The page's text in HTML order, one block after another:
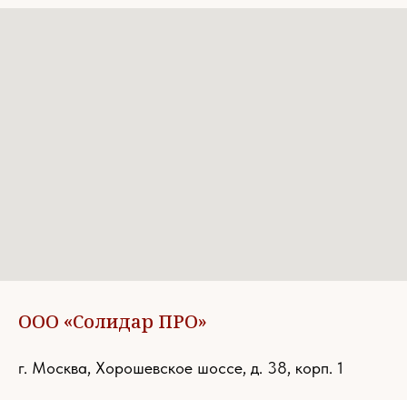
ООО «Солидар ПРО»
г. Москва, Хорошевское шоссе, д. 38, корп. 1